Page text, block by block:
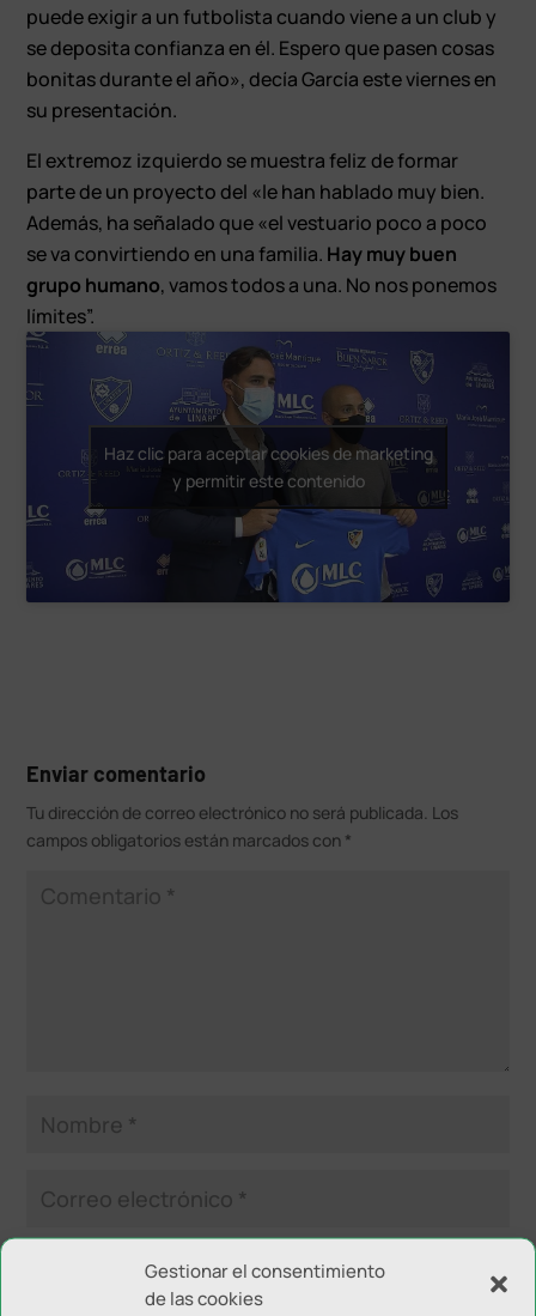
Gestionar el consentimiento
de las cookies
puede exigir a un futbolista cuando viene a un club y
se deposita confianza en él. Espero que pasen cosas
bonitas durante el año», decía García este viernes en
su presentación.
El extremoz izquierdo se muestra feliz de formar
parte de un proyecto del «le han hablado muy bien.
Además, ha señalado que«el vestuario poco a poco
se va convirtiendo en una familia. Hay muy buen
grupo humano, vamos todos a una. No nos ponemos
límites”.
Haz clic para aceptar cookies de marketing
y permitir este contenido
Enviar comentario
Tu dirección de correo electrónico no será publicada. Los
campos obligatorios están marcados con *